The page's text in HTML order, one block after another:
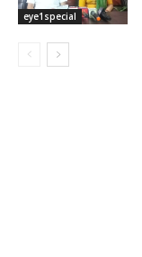
eye1special